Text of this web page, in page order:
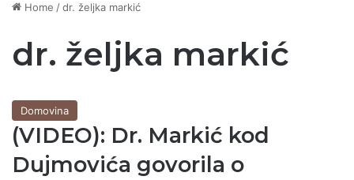
Home /dr. željka markić
dr. željka markić
Domovina
(VIDEO): Dr. Markić kod
Dujmovića govorila o